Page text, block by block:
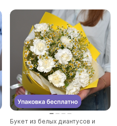
Букет из белых диантусов и